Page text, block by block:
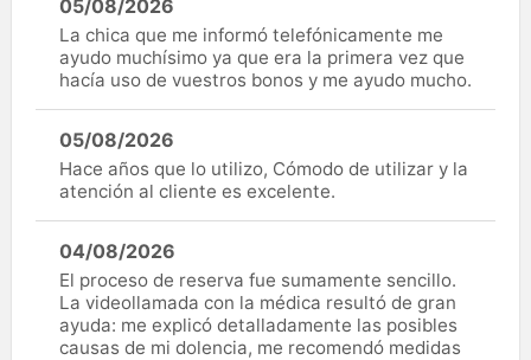
05/08/2026
La chica que me informó telefónicamente me
ayudo muchísimo ya que era la primera vez que
hacía uso de vuestros bonos y me ayudo mucho.
05/08/2026
Hace años que lo utilizo, Cómodo de utilizar y la
atención al cliente es excelente.
04/08/2026
El proceso de reserva fue sumamente sencillo.
La videollamada con la médica resultó de gran
ayuda: me explicó detalladamente las posibles
causas de mi dolencia, me recomendó medidas